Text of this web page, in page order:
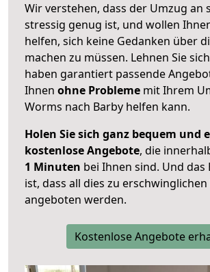
Wir verstehen, dass der Umzug an
stressig genug ist, und wollen
helfen, sich keine Gedanken über
machen zu müssen. Lehnen Sie
haben garantiert passende
Ihnen ohne Probleme mit Ihrem
Worms nach Barby helfen kann.
Holen Sie sich ganz bequem und
kostenlose Angebote, die
1 Minuten bei Ihnen sind. Und das
ist, dass all dies zu erschwinglichen
angeboten werden.
Kostenlose Angebote